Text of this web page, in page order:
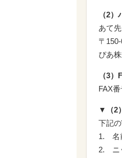
（2）
あて先
〒
ぴあ
（3）
FAX
▼（2
下記
1.
2. ニ